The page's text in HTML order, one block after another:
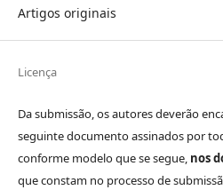
Artigos originais
Licença
Da submissão, os autores deverão
seguinte documento assinados por
conforme modelo que se segue, nos
que constam no processo de